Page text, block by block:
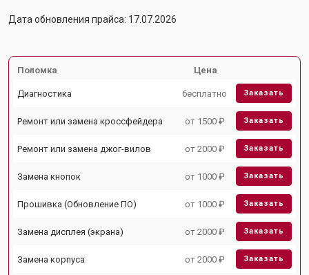
Дата обновления прайса: 17.07.2026
Поломка Цена
Диагностика бесплатно Заказать
Ремонт или замена кроссфейдера от 1500 ₽ Заказать
Ремонт или замена джог-вилов от 2000 ₽ Заказать
Замена кнопок от 1000 ₽ Заказать
Прошивка (Обновление ПО) от 1000 ₽ Заказать
Замена дисплея (экрана) от 2000 ₽ Заказать
Замена корпуса от 2000 ₽ Заказать